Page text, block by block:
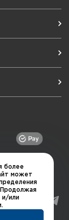
более
может
Продолжая
и/или